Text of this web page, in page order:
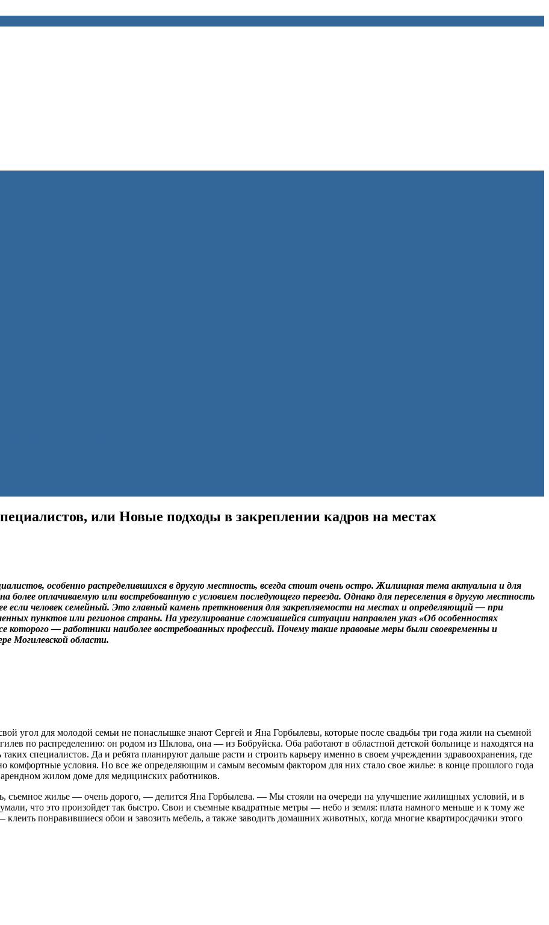
или Новые подходы в закреплении кадров на местах
особенно распределившихся в другую местность, всегда стоит очень остро. Жилищная тема актуальна и для
оплачиваемую или востребованную с условием последующего переезда. Однако для переселения в другую местность
если человек семейный. Это главный камень преткновения для закрепляемости на местах и определяющий — при
пунктов или регионов страны. На урегулирование сложившейся ситуации направлен указ «Об особенностях
которого — работники наиболее востребованных профессий. Почему такие правовые меры были своевременны и
Могилевской области.
угол для молодой семьи не понаслышке знают Сергей и Яна Горбылевы, которые после свадьбы три года жили на съемной
по распределению: он родом из Шклова, она — из Бобруйска. Оба работают в областной детской больнице и находятся на
специалистов. Да и ребята планируют дальше расти и строить карьеру именно в своем учреждении здравоохранения, где
комфортные условия. Но все же определяющим и самым весомым фактором для них стало свое жилье: в конце прошлого года
жилом доме для медицинских работников.
съемное жилье — очень дорого, — делится Яна Горбылева. — Мы стояли на очереди на улучшение жилищных условий, и в
что это произойдет так быстро. Свои и съемные квадратные метры — небо и земля: плата намного меньше и к тому же
понравившиеся обои и завозить мебель, а также заводить домашних животных, когда многие квартиросдачики этого